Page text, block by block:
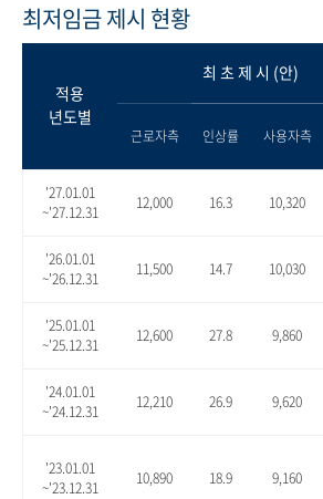
최저임금 제시 현황
적용
년도별
최 초 제 시 (안)
근로자측 인상률 사용자측
'27.01.01
~'27.12.31
12,000 16.3 10,320
'26.01.01
~'26.12.31
11,500 14.7 10,030
'25.01.01
~'25.12.31
12,600 27.8 9,860
'24.01.01
~'24.12.31
12,210 26.9 9,620
'23.01.01
~'23.12.31
10,890 18.9 9,160